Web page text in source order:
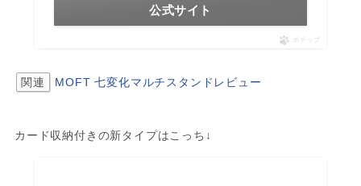
公式サイト
ポチップ
関連 MOFT 七変化マルチスタンドレビュー
カード収納付きの新タイプはこっち↓